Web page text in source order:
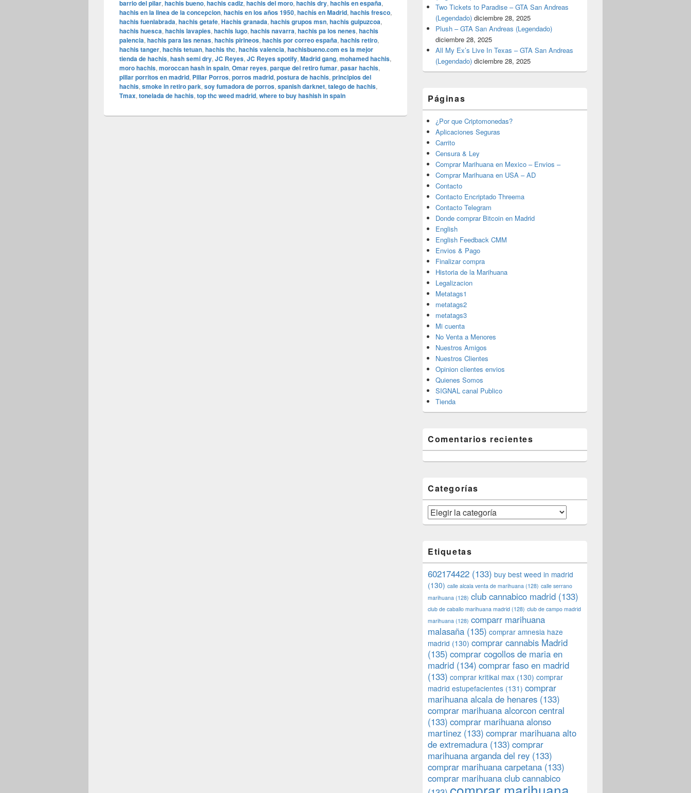
barrio del pilar, hachis bueno, hachis cadiz, hachis del moro, hachis dry, hachis en españa,
hachis en la linea de la concepcion, hachis en los años 1950, hachís en Madrid, hachis fresco,
hachis fuenlabrada, hachis getafe, Hachis granada, hachis grupos msn, hachis guipuzcoa,
hachis huesca, hachis lavapies, hachis lugo, hachis navarra, hachis pa los nenes, hachis
palencia, hachis para las nenas, hachis pirineos, hachis por correo españa, hachis retiro,
hachis tanger, hachis tetuan, hachis thc, hachis valencia, hachisbueno.com es la mejor
tienda de hachis, hash semi dry, JC Reyes, JC Reyes spotify, Madrid gang, mohamed hachis,
moro hachis, moroccan hash in spain, Omar reyes, parque del retiro fumar, pasar hachis,
pillar porritos en madrid, Pillar Porros, porros madrid, postura de hachis, principios del
hachis, smoke in retiro park, soy fumadora de porros, spanish darknet, talego de hachis,
Tmax, tonelada de hachis, top thc weed madrid, where to buy hashish in spain
Two Tickets to Paradise – GTA San Andreas
(Legendado) diciembre 28, 2025
Plush – GTA San Andreas (Legendado)
diciembre 28, 2025
All My Ex’s Live In Texas – GTA San Andreas
(Legendado) diciembre 28, 2025
Páginas
¿Por que Criptomonedas?
Aplicaciones Seguras
Carrito
Censura & Ley
Comprar Marihuana en Mexico – Envios –
Comprar Marihuana en USA – AD
Contacto
Contacto Encriptado Threema
Contacto Telegram
Donde comprar Bitcoin en Madrid
English
English Feedback CMM
Envios & Pago
Finalizar compra
Historia de la Marihuana
Legalizacion
Metatags1
metatags2
metatags3
Mi cuenta
No Venta a Menores
Nuestros Amigos
Nuestros Clientes
Opinion clientes envios
Quienes Somos
SIGNAL canal Publico
Tienda
Comentarios recientes
Categorías
Categorías
Etiquetas
602174422 (133) buy best weed in madrid
(130) calle alcala venta de marihuana (128) calle serrano
marihuana (128) club cannabico madrid (133)
club de caballo marihuana madrid (128) club de campo madrid
marihuana (128) comparr marihuana
malasaña (135) comprar amnesia haze
madrid (130) comprar cannabis Madrid
(135) comprar cogollos de maria en
madrid (134) comprar faso en madrid
(133) comprar kritikal max (130) comprar
madrid estupefacientes (131) comprar
marihuana alcala de henares (133)
comprar marihuana alcorcon central
(133) comprar marihuana alonso
martinez (133) comprar marihuana alto
de extremadura (133) comprar
marihuana arganda del rey (133)
comprar marihuana carpetana (133)
comprar marihuana club cannabico